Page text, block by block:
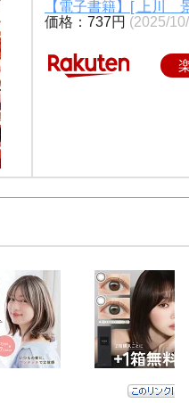
【電子書籍】[ 上川
価格：737円 (2025/